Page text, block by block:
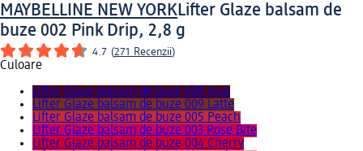
MAYBELLINE NEW YORKLifter Glaze balsam de
buze 002 Pink Drip, 2,8 g
4.7 (271 Recenzii)
Culoare
Lifter Glaze balsam de buze 008 Acai
Lifter Glaze balsam de buze 009 Latte
Lifter Glaze balsam de buze 005 Peach
Lifter Glaze balsam de buze 003 Rose Bite
Lifter Glaze balsam de buze 004 Cherry